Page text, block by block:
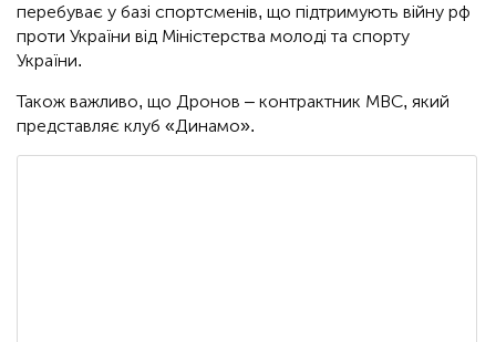
перебуває у базі спортсменів, що підтримують війну рф
проти України від Міністерства молоді та спорту
України.
Також важливо, що Дронов – контрактник МВС, який
представляє клуб «Динамо».